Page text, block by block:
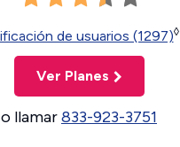
de usuarios (1297)◊
Ver Planes
o llamar833-923-3751